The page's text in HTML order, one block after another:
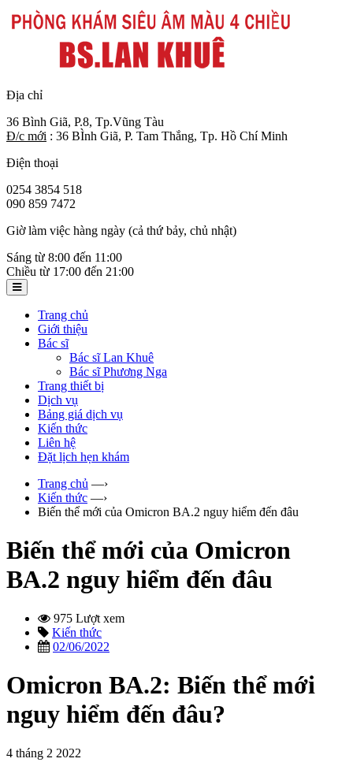
Địa chỉ
36 Bình Giã, P.8, Tp.Vũng Tàu
Đ/c mới : 36 BÌnh Giã, P. Tam Thắng, Tp. Hồ Chí Minh
Điện thoại
0254 3854 518
090 859 7472
Giờ làm việc hàng ngày (cả thứ bảy, chủ nhật)
Sáng từ 8:00 đến 11:00
Chiều từ 17:00 đến 21:00
Trang chủ
Giới thiệu
Bác sĩ
Bác sĩ Lan Khuê
Bác sĩ Phương Nga
Trang thiết bị
Dịch vụ
Bảng giá dịch vụ
Kiến thức
Liên hệ
Đặt lịch hẹn khám
Trang chủ —›
Kiến thức —›
Biến thể mới của Omicron BA.2 nguy hiểm đến đâu
Biến thể mới của Omicron
BA.2 nguy hiểm đến đâu
975 Lượt xem
Kiến thức
02/06/2022
Omicron BA.2: Biến thể mới
nguy hiểm đến đâu?
4 tháng 2 2022